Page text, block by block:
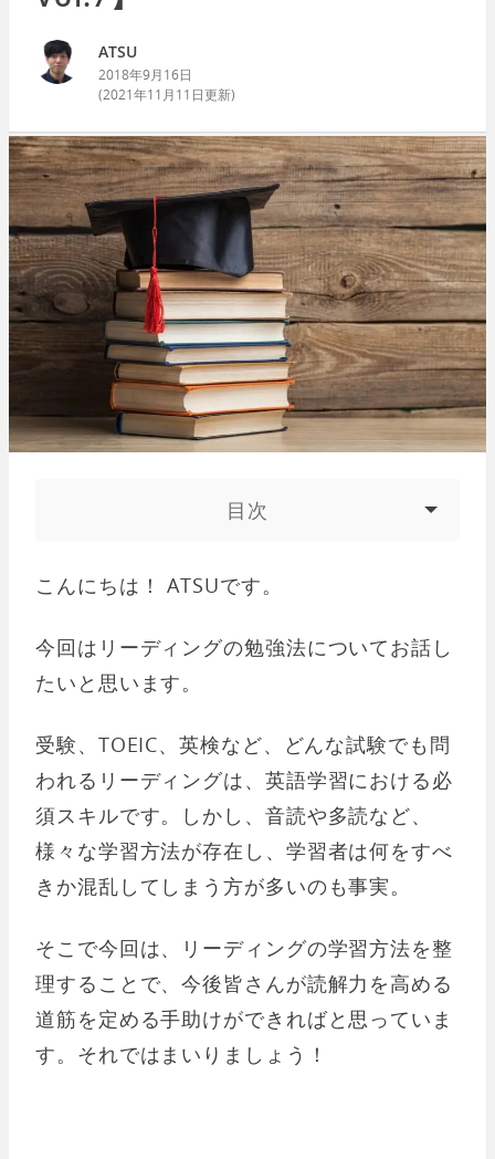
ATSU
2018年9月16日
(2021年11月11日更新)
目次
こんにちは！ ATSUです。
今回はリーディングの勉強法についてお話し
たいと思います。
受験、TOEIC、英検など、どんな試験でも問
われるリーディングは、英語学習における必
須スキルです。しかし、音読や多読など、
様々な学習方法が存在し、学習者は何をすべ
きか混乱してしまう方が多いのも事実。
そこで今回は、リーディングの学習方法を整
理することで、今後皆さんが読解力を高める
道筋を定める手助けができればと思っていま
す。それではまいりましょう！